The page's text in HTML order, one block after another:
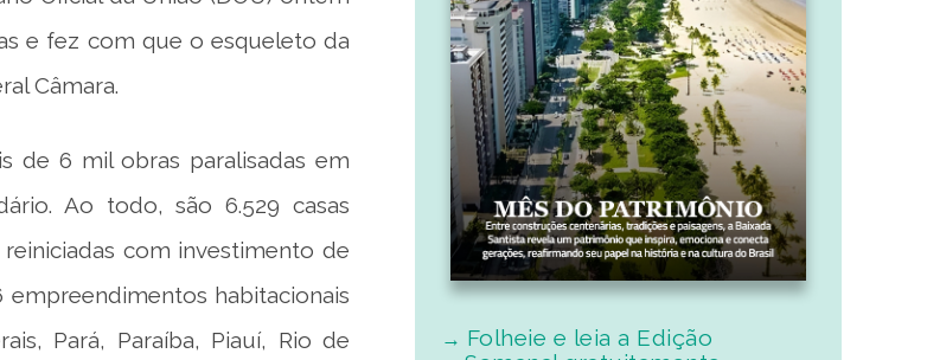
e fez com que o esqueleto da
Câmara.
de 6 mil obras paralisadas em
Ao todo, são 6.529 casas
com investimento de
habitacionais
Pará, Paraíba, Piauí, Rio de
Folheie e leia a Edição